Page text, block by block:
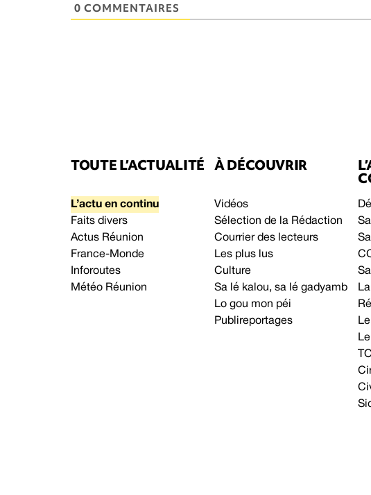
0 COMMENTAIRES
TOUTE L’ACTUALITÉ
L’actu en continu
Faits divers
Actus Réunion
France-Monde
Inforoutes
Météo Réunion
À DÉCOUVRIR
Vidéos
Sélection de la Rédaction
Courrier des lecteurs
Les plus lus
Culture
Sa lé kalou, sa lé gadyamb
Lo gou mon péi
Publireportages